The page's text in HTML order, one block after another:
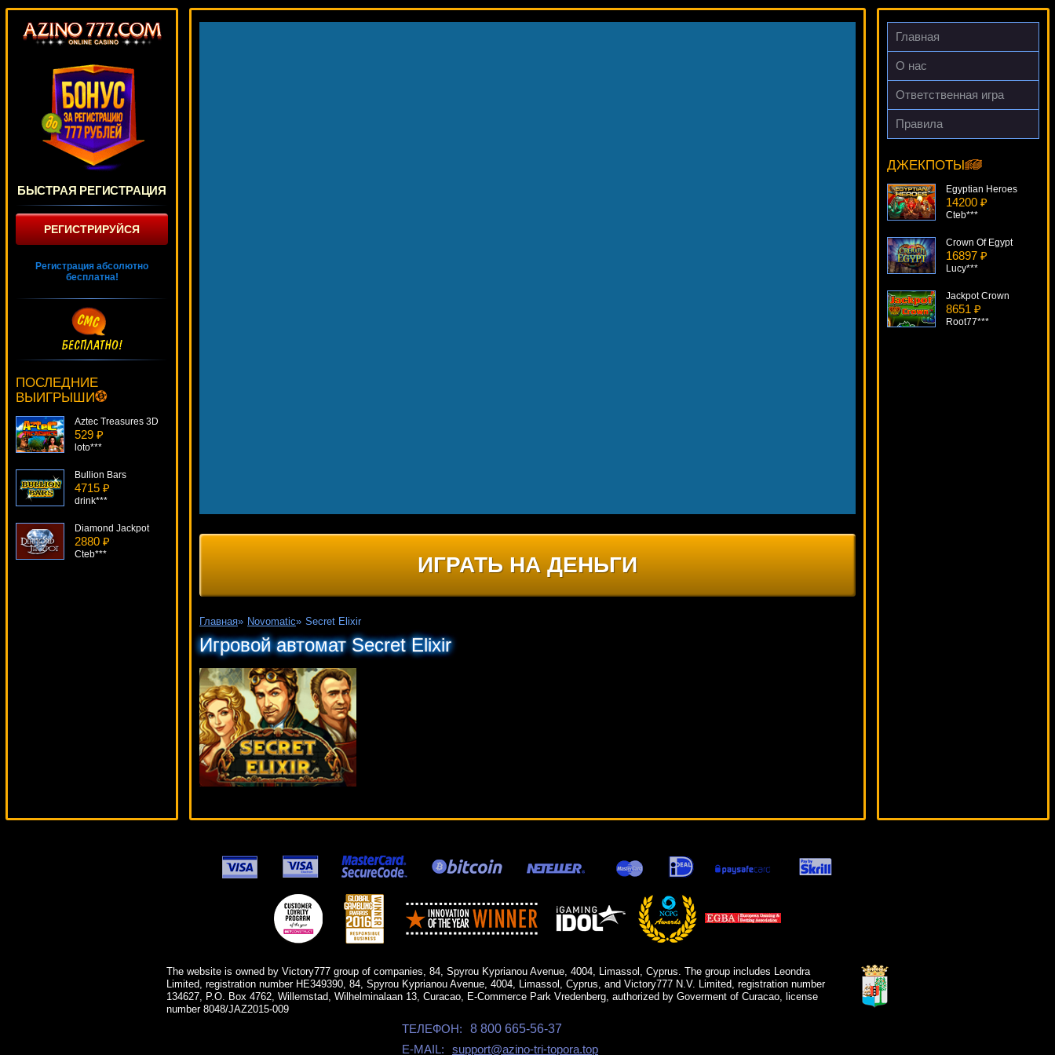
ИГРАТЬ НА ДЕНЬГИ
Главная» Novomatic» Secret Elixir
Игровой автомат Secret Elixir
БЫСТРАЯ РЕГИСТРАЦИЯ
РЕГИСТРИРУЙСЯ
Регистрация абсолютно
бесплатна!
ПОСЛЕДНИЕ
ВЫИГРЫШИ
4693 ₽
Panamer***
Aztec Treasures 3D
529 ₽
loto***
Bullion Bars
4715 ₽
drink***
Diamond Jackpot
2880 ₽
Cteb***
Главная
О нас
Ответственная игра
Правила
ДЖЕКПОТЫ
Planet Of The Apes
Gamer***
Egyptian Heroes
14200 ₽
Cteb***
Crown Of Egypt
16897 ₽
Lucy***
Jackpot Crown
8651 ₽
Root77***
The website is owned by Victory777 group of companies, 84, Spyrou Kyprianou Avenue, 4004, Limassol, Cyprus. The group includes Leondra
Limited, registration number HE349390, 84, Spyrou Kyprianou Avenue, 4004, Limassol, Cyprus, and Victory777 N.V. Limited, registration number
134627, P.O. Box 4762, Willemstad, Wilhelminalaan 13, Curacao, E-Commerce Park Vredenberg, authorized by Goverment of Curacao, license
number 8048/JAZ2015-009
ТЕЛЕФОН:
8 800 665-56-37
E-MAIL:
support@azino-tri-topora.top